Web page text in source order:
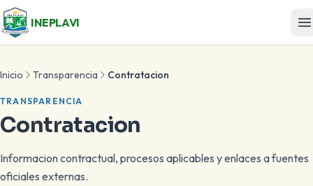
INEPLAVI
Inicio Transparencia Contratacion
TRANSPARENCIA
Contratacion
Informacion contractual, procesos aplicables y enlaces a fuentes
oficiales externas.